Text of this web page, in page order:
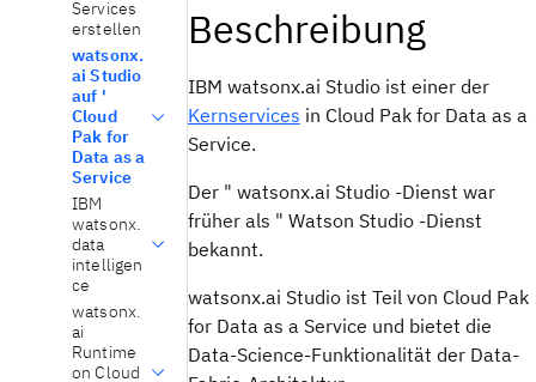
Services
erstellen
watsonx.
ai Studio
auf '
Cloud
Pak for
Data as a
Service
IBM
watsonx.
data
intelligen
ce
watsonx.
ai
Runtime
on Cloud
Beschreibung
IBM watsonx.ai Studioist einer der
Kernservices in Cloud Pak for Data as a
Service.
Der " watsonx.ai Studio-Dienst war
früher als " Watson Studio-Dienst
bekannt.
watsonx.ai Studioist Teil von Cloud Pak
for Data as a Service und bietet die
Data-Science-Funktionalität der Data-